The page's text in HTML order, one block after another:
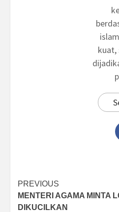
kuat,
Post
navigation
PREVIOUS
MENTERI AGAMA MINTA
DIKUCILKAN